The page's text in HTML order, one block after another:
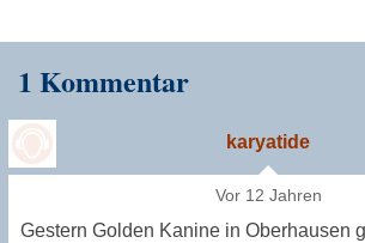
1 Kommentar
karyatide
Vor 12 Jahren
Gestern Golden Kanine in Oberhausen